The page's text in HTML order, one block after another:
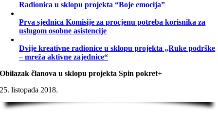
Radionica u sklopu projekta “Boje emocija”
Prva sjednica Komisije za procjenu potreba korisnika za
uslugom osobne asistencije
Dvije kreativne radionice u sklopu projekta „Ruke podrške
– mreža aktivne zajednice“
Obilazak članova u sklopu projekta Spin pokret+
25. listopada 2018.